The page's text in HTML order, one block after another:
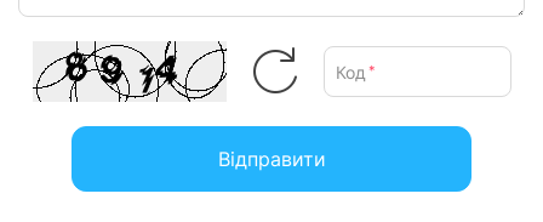
виробником без повідомлення.
Код *
Відправити